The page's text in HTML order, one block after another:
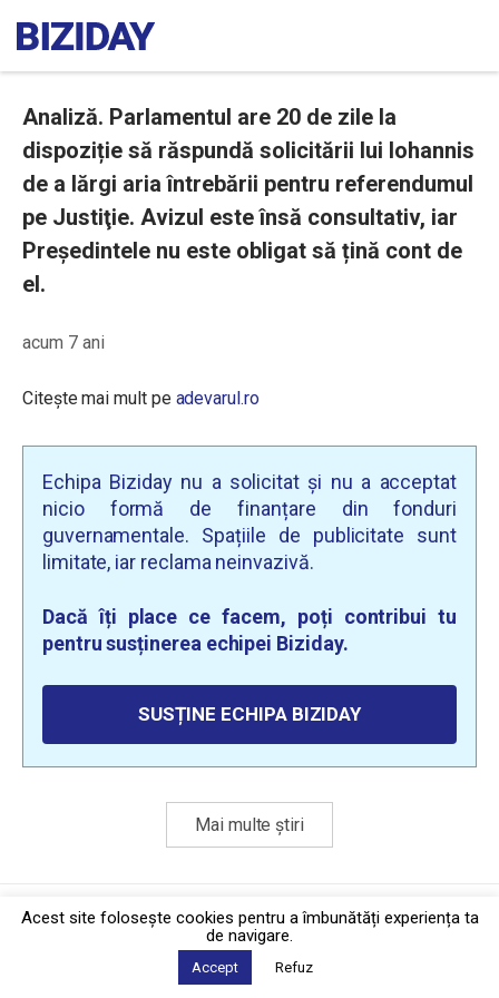
Analiză. Parlamentul are 20 de zile la
dispoziție să răspundă solicitării lui Iohannis
de a lărgi aria întrebării pentru referendumul
pe Justiţie. Avizul este însă consultativ, iar
Președintele nu este obligat să țină cont de
el.
acum 7 ani
Citește mai mult pe adevarul.ro
Echipa Biziday nu a solicitat și nu a acceptat
nicio formă de finanțare din fonduri
guvernamentale. Spațiile de publicitate sunt
limitate, iar reclama neinvazivă.
Dacă îți place ce facem, poți contribui tu
pentru susținerea echipei Biziday.
SUSȚINE ECHIPA BIZIDAY
Mai multe știri
Politica de confidențialitate·Contact
2026 © Biziday
Acest site foloseşte cookies pentru a îmbunătăți experiența ta
de navigare.
Accept Refuz